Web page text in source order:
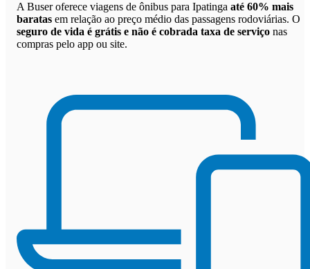
A Buser oferece viagens de ônibus para Ipatinga até 60% mais
baratas em relação ao preço médio das passagens rodoviárias. O
seguro de vida é grátis e não é cobrada taxa de serviço nas
compras pelo app ou site.